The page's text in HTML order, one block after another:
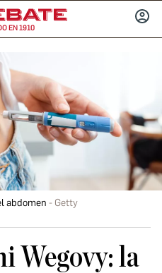
EN 1910
abdomen
Getty
Wegovy: la